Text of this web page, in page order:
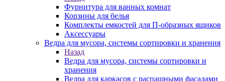
Фурнитура для ванных комнат
Корзины для белья
Комплекты емкостей для П-образных ящиков
Аксессуары
Ведра для мусора, системы сортировки и хранения
Назад
Ведра для мусора, системы сортировки и
хранения
Ведра для каркасов с распашными фасадами